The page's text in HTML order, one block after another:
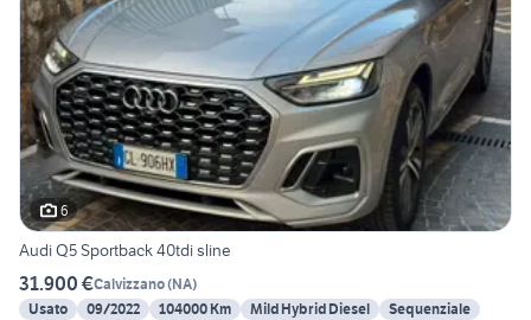
6
Audi Q5 Sportback 40tdi sline
31.900 €Calvizzano(NA)
Usato
09/2022 104000 Km Mild Hybrid Diesel
Sequenziale